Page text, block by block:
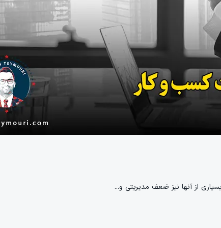
از آنها نیز ضعف مدیریتی و...